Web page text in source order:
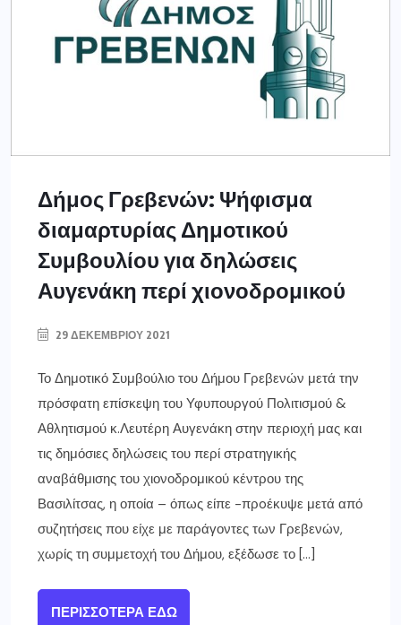
Δήμος Γρεβενών: Ψήφισμα
διαμαρτυρίας Δημοτικού
Συμβουλίου για δηλώσεις
Αυγενάκη περί χιονοδρομικού
29 ΔΕΚΕΜΒΡΊΟΥ 2021
Το Δημοτικό Συμβούλιο του Δήμου Γρεβενών μετά την
πρόσφατη επίσκεψη του Υφυπουργού Πολιτισμού &
Αθλητισμού κ.Λευτέρη Αυγενάκη στην περιοχή μας και
τις δημόσιες δηλώσεις του περί στρατηγικής
αναβάθμισης του χιονοδρομικού κέντρου της
Βασιλίτσας, η οποία – όπως είπε -πρoέκυψε μετά από
συζητήσεις που είχε με παράγοντες των Γρεβενών,
χωρίς τη συμμετοχή του Δήμου, εξέδωσε το […]
ΠΕΡΙΣΣΌΤΕΡΑ ΕΔΏ